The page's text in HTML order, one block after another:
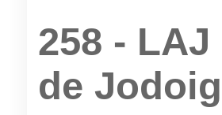
258 -
de